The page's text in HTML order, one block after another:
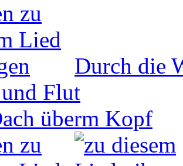
Durch die
Flut
überm Kopf